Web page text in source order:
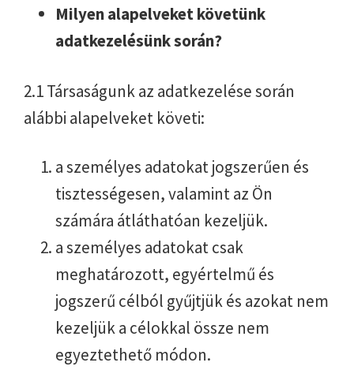
Milyen alapelveket követünk
adatkezelésünk során?
2.1 Társaságunk az adatkezelése során
alábbi alapelveket követi:
a személyes adatokat jogszerűen és
tisztességesen, valamint az Ön
számára átláthatóan kezeljük.
a személyes adatokat csak
meghatározott, egyértelmű és
jogszerű célból gyűjtjük és azokat nem
kezeljük a célokkal össze nem
egyeztethető módon.